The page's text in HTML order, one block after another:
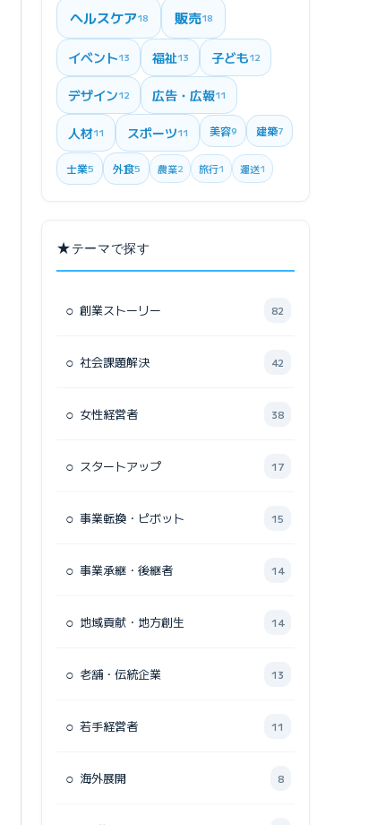
ヘルスケア18 販売18
イベント13 福祉13 子ども12
デザイン12 広告・広報11
人材11 スポーツ11 美容9 建築7
士業5 外食5 農業2 旅行1 運送1
★テーマで探す
○ 創業ストーリー 82
○ 社会課題解決 42
○ 女性経営者 38
○ スタートアップ 17
○ 事業転換・ピボット 15
○ 事業承継・後継者 14
○ 地域貢献・地方創生 14
○ 老舗・伝統企業 13
○ 若手経営者 11
○ 海外展開 8